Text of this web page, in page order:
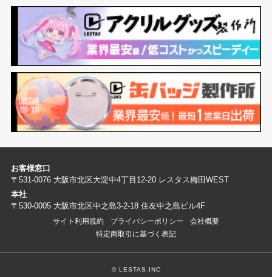
お客様窓口
〒531-0076 大阪市北区大淀中4丁目12-20 レスタス梅田WEST
本社
〒530-0005 大阪市北区中之島3-2-18 住友中之島ビル4F
サイト利用規約 プライバシーポリシー
会社概要
特定商取引に基づく表記
© LESTAS.INC